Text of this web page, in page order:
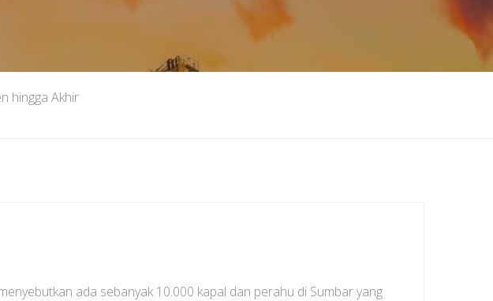
hingga Akhir
ada sebanyak 10.000 kapal dan perahu di Sumbar yang